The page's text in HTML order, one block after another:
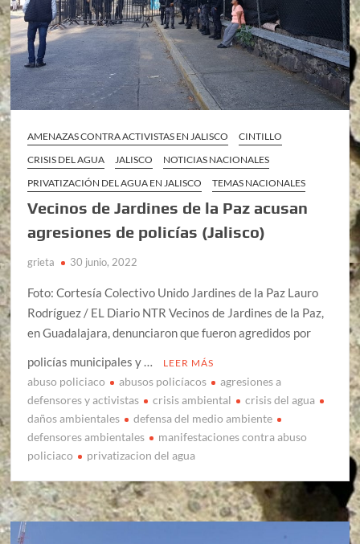
AMENAZAS CONTRA ACTIVISTAS EN JALISCO
CINTILLO
CRISIS DEL AGUA
JALISCO
NOTICIAS NACIONALES
PRIVATIZACIÓN DEL AGUA EN JALISCO
TEMAS NACIONALES
Vecinos de Jardines de la Paz acusan
agresiones de policías (Jalisco)
grieta 30 junio, 2022
Foto: Cortesía Colectivo Unido Jardines de la Paz Lauro
Rodríguez / EL Diario NTR Vecinos de Jardines de la Paz,
en Guadalajara, denunciaron que fueron agredidos por
policías municipales y …
LEER MÁS
abuso policiaco abusos policíacos
agresiones a
defensores y activistas
crisis ambiental
crisis del agua
daños ambientales
defensa del medio ambiente
defensores ambientales
manifestaciones contra abuso
policiaco
privatizacion del agua